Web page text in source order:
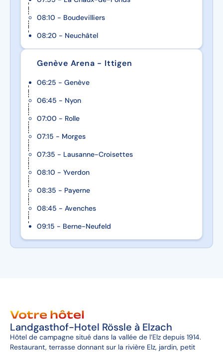
08:10 - Boudevilliers
08:20 - Neuchâtel
Genève Arena - Ittigen
06:25 - Genève
06:45 - Nyon
07:00 - Rolle
07:15 - Morges
07:35 - Lausanne-Croisettes
08:10 - Yverdon
08:35 - Payerne
08:45 - Avenches
09:15 - Berne-Neufeld
Votre hôtel
Landgasthof-Hotel Rössle à Elzach
Hôtel de campagne situé dans la vallée de l’Elz depuis 1914.
Restaurant, terrasse donnant sur la rivière Elz, jardin, petit